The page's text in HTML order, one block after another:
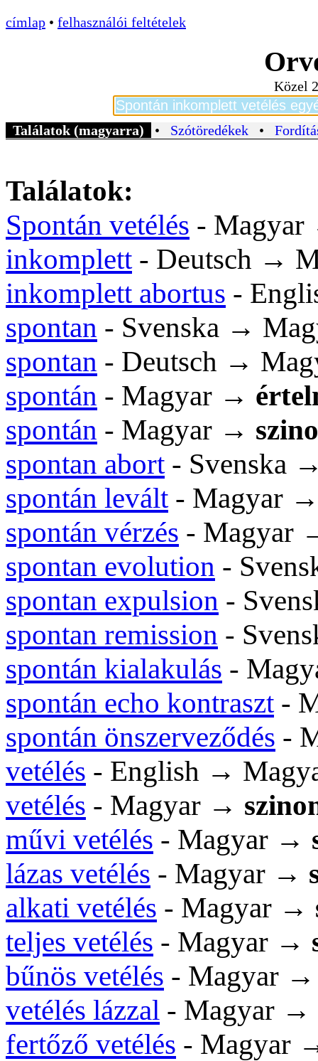
címlap • felhasználói feltételek
Közel
Találatok (magyarra) • Szótöredékek •
Találatok:
Spontán vetélés -
inkomplett- Deutsch →
inkomplett abortus -
spontan - Svenska →
spontan - Deutsch →
spontán - Magyar →
spontán - Magyar →
spontan abort- Svenska
spontán levált- Magyar
spontán vérzés - Magyar
spontan evolution -
spontan expulsion -
spontan remission -
spontán kialakulás -
spontán echo kontraszt-
spontán önszerveződés -
vetélés - English →
vetélés - Magyar →
művi vetélés - Magyar →
lázas vetélés - Magyar →
alkati vetélés - Magyar →
teljes vetélés - Magyar →
bűnös vetélés - Magyar
vetélés lázzal - Magyar →
fertőző vetélés - Magyar